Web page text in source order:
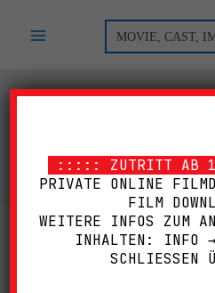
Inhalt
::::: ZUTRITT AB
PRIVATE ONLINE
FILM
WEITERE INFOS ZUM
INHALTEN: INFO
SCHLIESSEN